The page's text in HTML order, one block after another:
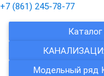
+7 (861) 245-78-77
Модельный